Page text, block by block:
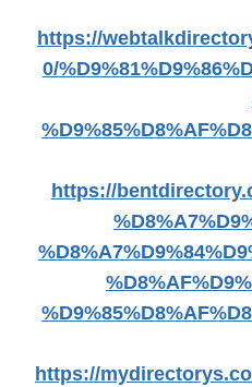
https://
0/
https://
https://